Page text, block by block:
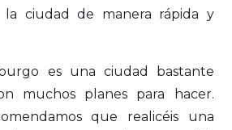
la ciudad de manera rápida y
es una ciudad bastante
muchos planes para hacer.
que realicéis una